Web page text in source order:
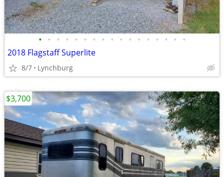
• • • • • • • • • • • • • • • • •
2018 Flagstaff Superlite
8/7 Lynchburg
$3,700